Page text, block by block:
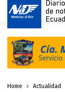
Home Actualidad